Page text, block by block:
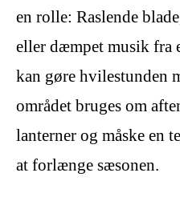
en rolle: Raslende
eller dæmpet musik fra
kan gøre hvilestunden
området bruges om
lanterner og måske en
at forlænge sæsonen.